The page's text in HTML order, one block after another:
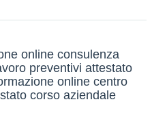
online consulenza
preventivi attestato
online centro
corso aziendale